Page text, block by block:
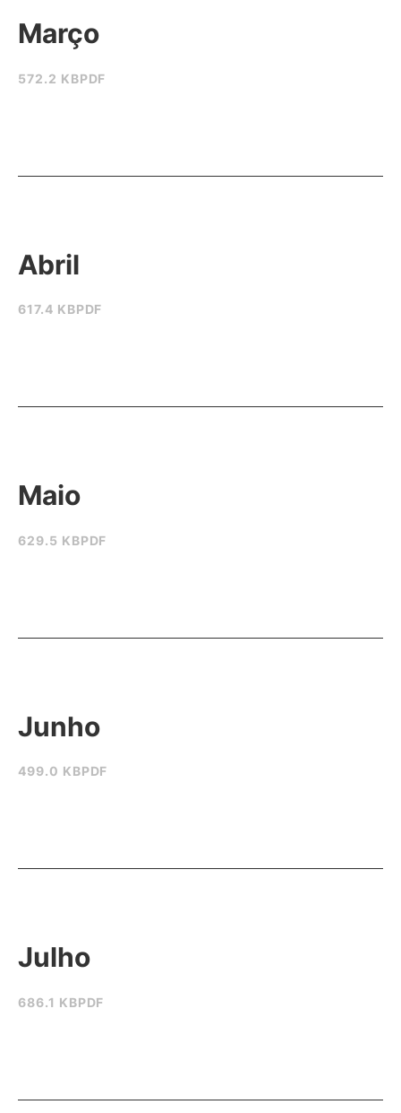
572.2 KBPDF
Março
617.4 KBPDF
Abril
629.5 KBPDF
Maio
499.0 KBPDF
Junho
686.1 KBPDF
Julho